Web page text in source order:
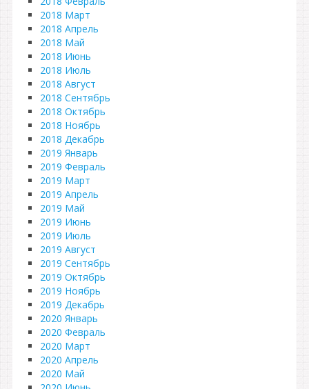
2018 Март
2018 Апрель
2018 Май
2018 Июнь
2018 Июль
2018 Август
2018 Сентябрь
2018 Октябрь
2018 Ноябрь
2018 Декабрь
2019 Январь
2019 Февраль
2019 Март
2019 Апрель
2019 Май
2019 Июнь
2019 Июль
2019 Август
2019 Сентябрь
2019 Октябрь
2019 Ноябрь
2019 Декабрь
2020 Январь
2020 Февраль
2020 Март
2020 Апрель
2020 Май